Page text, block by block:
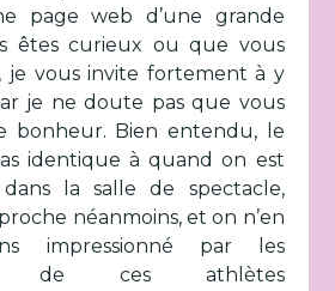
page web d’une grande
êtes curieux ou que vous
je vous invite fortement à y
je ne doute pas que vous
bonheur. Bien entendu, le
identique à quand on est
la salle de spectacle,
néanmoins, et on n’en
impressionné par les
de ces athlètes